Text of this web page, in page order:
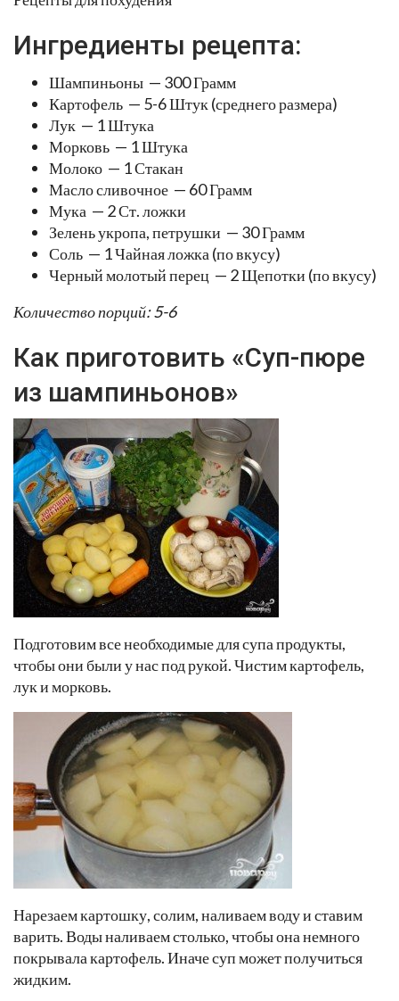
Ингредиенты рецепта:
Шампиньоны — 300 Грамм
Картофель — 5-6 Штук (среднего размера)
Лук — 1 Штука
Морковь — 1 Штука
Молоко — 1 Стакан
Масло сливочное — 60 Грамм
Мука — 2 Ст. ложки
Зелень укропа, петрушки — 30 Грамм
Соль — 1 Чайная ложка (по вкусу)
Черный молотый перец — 2 Щепотки (по вкусу)
Количество порций: 5-6
Как приготовить «Суп-пюре
из шампиньонов»
Подготовим все необходимые для супа продукты,
чтобы они были у нас под рукой. Чистим картофель,
лук и морковь.
Нарезаем картошку, солим, наливаем воду и ставим
варить. Воды наливаем столько, чтобы она немного
покрывала картофель. Иначе суп может получиться
жидким.